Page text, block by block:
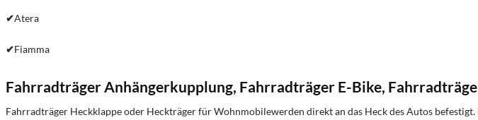
✔Atera
✔Fiamma
Fahrradträger Anhängerkupplung, Fahrradträger E-Bike,
Fahrradträger Heckklappe oder Heckträger für Wohnmobilewerden direkt an das Heck des Autos